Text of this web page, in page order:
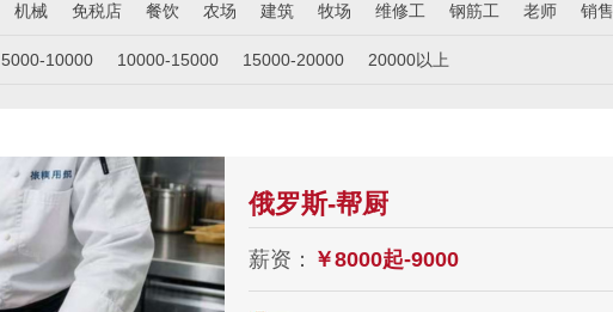
机械 免税店 餐饮 农场 建筑 牧场 维修工 钢筋工 老师 销售
5000-10000 10000-15000 15000-20000 20000以上
俄罗斯-帮厨
薪资： ￥8000起-9000